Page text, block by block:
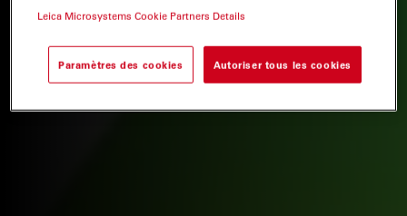
Leica Microsystems Cookie Partners Details
Paramètres des cookies Autoriser tous les cookies